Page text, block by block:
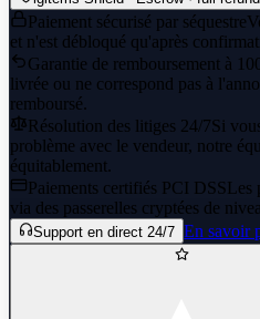
Paiement sécurisé par séquestre
et n'est débloqué qu'après
Garantie de remboursement à
livrée ou ne correspond pas à
remboursé.
Résolution des litiges 24/7Si
problème avec le vendeur, notre
équitablement.
Paiements certifiés PCI DSSLes
via des passerelles cryptées de
Support en direct 24/7 En savoir